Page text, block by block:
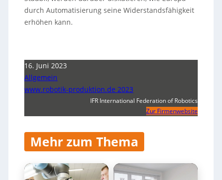
durch Automatisierung seine Widerstandsfähigkeit
erhöhen kann.
16. Juni 2023
Allgemein
www.robotik-produktion.de 2023
IFR International Federation of Robotics
Zur Firmenwebsite
Mehr zum Thema